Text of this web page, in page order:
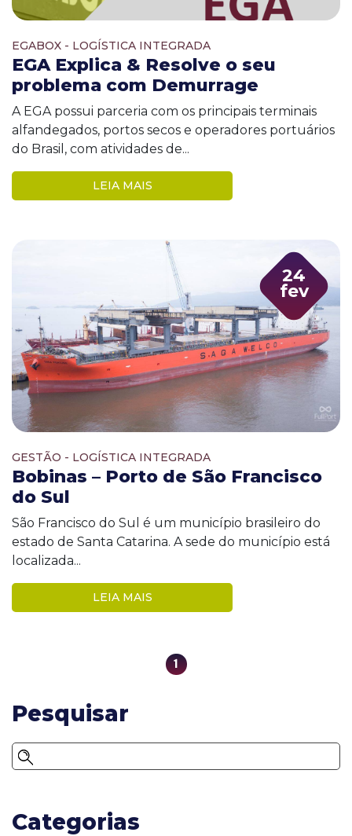
EGABOX - LOGÍSTICA INTEGRADA
EGA Explica & Resolve o seu
problema com Demurrage
A EGA possui parceria com os principais terminais
alfandegados, portos secos e operadores portuários
do Brasil, com atividades de...
LEIA MAIS
24
fev
GESTÃO - LOGÍSTICA INTEGRADA
Bobinas – Porto de São Francisco
do Sul
São Francisco do Sul é um município brasileiro do
estado de Santa Catarina. A sede do município está
localizada...
LEIA MAIS
1
Pesquisar
Categorias